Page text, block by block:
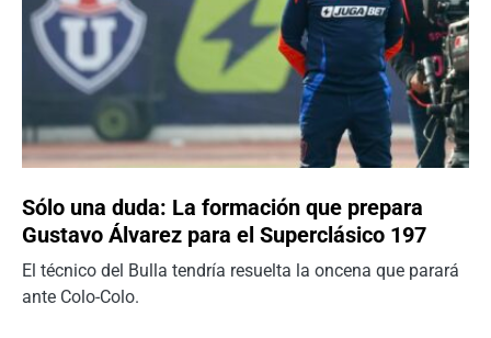
Sólo una duda: La formación que prepara
Gustavo Álvarez para el Superclásico 197
El técnico del Bulla tendría resuelta la oncena que parará
ante Colo-Colo.